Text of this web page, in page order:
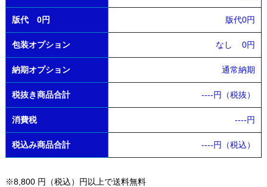
版代 0円 版代0円
包装オプション なし 0円
納期オプション 通常納期
税抜き商品合計 ----円（税抜）
消費税 ----円
税込み商品合計 ----円（税込）
※8,800 円（税込）円以上で送料無料